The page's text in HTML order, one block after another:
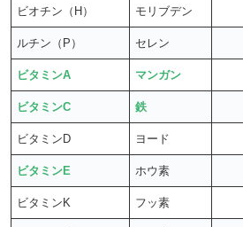
ビオチン（H） モリブデン
ルチン（P） セレン
ビタミンA マンガン
ビタミンC 鉄
ビタミンD ヨード
ビタミンE ホウ素
ビタミンK フッ素